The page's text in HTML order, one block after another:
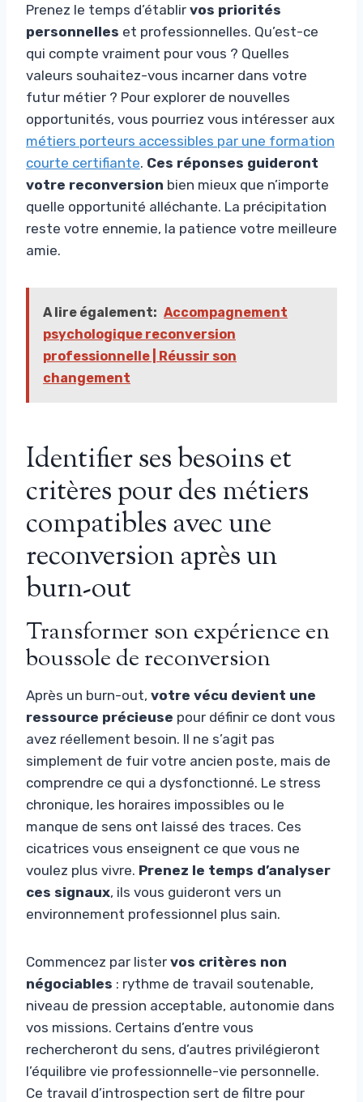
Prenez le temps d’établir vos priorités
personnelles et professionnelles. Qu’est-ce
qui compte vraiment pour vous ? Quelles
valeurs souhaitez-vous incarner dans votre
futur métier ? Pour explorer de nouvelles
opportunités, vous pourriez vous intéresser aux
métiers porteurs accessibles par une formation
courte certifiante. Ces réponses guideront
votre reconversion bien mieux que n’importe
quelle opportunité alléchante. La précipitation
reste votre ennemie, la patience votre meilleure
amie.
A lire également: Accompagnement
psychologique reconversion
professionnelle | Réussir son
changement
Identifier ses besoins et
critères pour des métiers
compatibles avec une
reconversion après un
burn-out
Transformer son expérience en
boussole de reconversion
Après un burn-out, votre vécu devient une
ressource précieuse pour définir ce dont vous
avez réellement besoin. Il ne s’agit pas
simplement de fuir votre ancien poste, mais de
comprendre ce qui a dysfonctionné. Le stress
chronique, les horaires impossibles ou le
manque de sens ont laissé des traces. Ces
cicatrices vous enseignent ce que vous ne
voulez plus vivre. Prenez le temps d’analyser
ces signaux, ils vous guideront vers un
environnement professionnel plus sain.
Commencez par lister vos critères non
négociables : rythme de travail soutenable,
niveau de pression acceptable, autonomie dans
vos missions. Certains d’entre vous
rechercheront du sens, d’autres privilégieront
l’équilibre vie professionnelle-vie personnelle.
Ce travail d’introspection sert de filtre pour